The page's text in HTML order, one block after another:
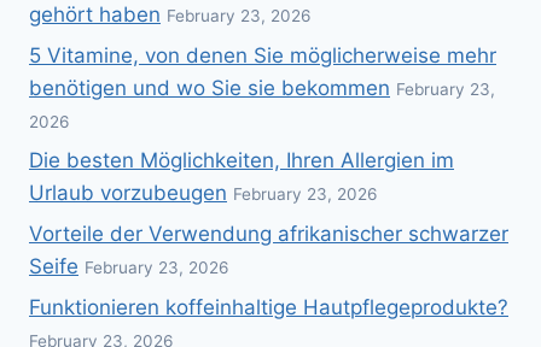
gehört haben February 23, 2026
5 Vitamine, von denen Sie möglicherweise mehr
benötigen und wo Sie sie bekommen February 23,
2026
Die besten Möglichkeiten, Ihren Allergien im
Urlaub vorzubeugen February 23, 2026
Vorteile der Verwendung afrikanischer schwarzer
Seife February 23, 2026
Funktionieren koffeinhaltige Hautpflegeprodukte?
February 23, 2026